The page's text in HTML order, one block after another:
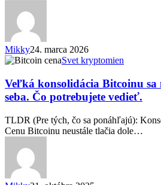
licenciou
Národnej
banky
Slovenska
Mikky24. marca 2026
Veľká
Bitcoinu
sa
neskončí
od
seba.
potrebujete
vedieť.
Svet kryptomien
Veľká konsolidácia Bitcoinu sa
seba. Čo potrebujete vedieť.
TLDR (Pre tých, čo sa ponáhľajú):
Cenu Bitcoinu neustále tlačia dole…